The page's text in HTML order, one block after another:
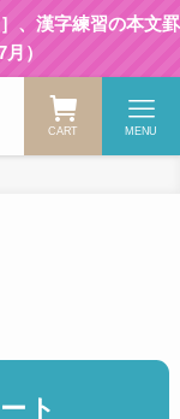
、漢字練習の本文罫
）
CART MENU
ト